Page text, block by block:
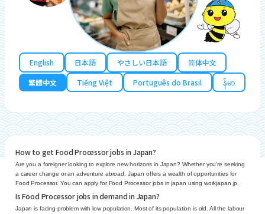
English 日本語 やさしい日本語
简体中文
繁體中文
Tiếng Việt Português do Brasil န်မာ
How to get Food Processor jobs in Japan?
Are you a foreigner looking to explore new horizons in Japan? Whether you’re seeking
a career change or an adventure abroad, Japan offers a wealth of opportunities for
Food Processor. You can apply for Food Processor jobs in japan using workjapan.jp.
Is Food Processor jobs in demand in Japan?
Japan is facing problem with low population. Most of its population is old. All the labour